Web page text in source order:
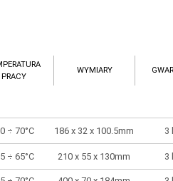
PRACY
WYMIARY
÷ 70°C 186 x 32 x 100.5mm 3
÷ 65°C 210 x 55 x 130mm 3